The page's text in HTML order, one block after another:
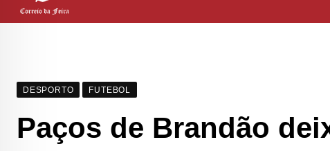
DESPORTO FUTEBOL
Paços de Brandão